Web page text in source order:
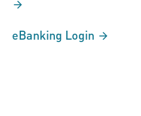
eBanking Login